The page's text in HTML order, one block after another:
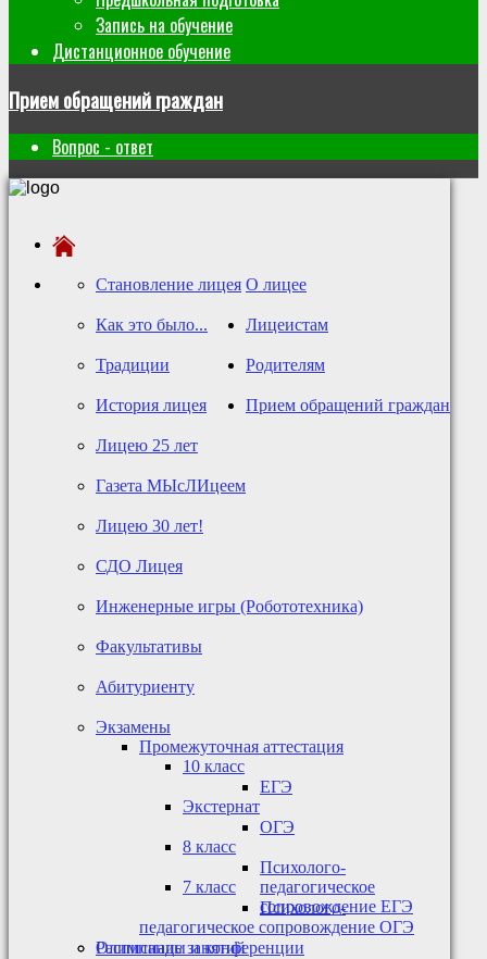
Запись на обучение
Дистанционное обучение
Прием обращений граждан
Вопрос - ответ
О лицее
Становление лицея
Как это было...
Традиции
История лицея
Лицею 25 лет
Газета МЫсЛИцеем
Лицею 30 лет!
Лицеистам
СДО Лицея
Инженерные игры (Робототехника)
Факультативы
Абитуриенту
Экзамены
Промежуточная аттестация
10 класс
Экстернат
8 класс
7 класс
ЕГЭ
ОГЭ
Психолого-
педагогическое
сопровождение ЕГЭ
Психолого-
педагогическое сопровождение ОГЭ
Олимпиады и конференции
Расписание занятий
Родителям
Прием обращений граждан